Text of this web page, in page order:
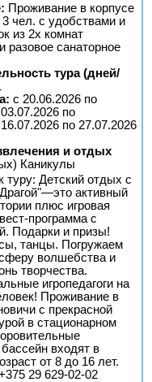
Проживание в корпусе
чел. с удобствами и
из 2х комнат
разовое санаторное
тура (дней/
с 20.06.2026 по
по
по 27.07.2026
и отдых
Каникулы
туру: Детский отдых с
активный
плюс игровая
программа с
Подарки и призы!
танцы. Погружаем
волшебства и
творчества.
игропедагоги на
Проживание в
с прекрасной
в стационарном
входят в
от 8 до 16 лет.
29 629-02-02